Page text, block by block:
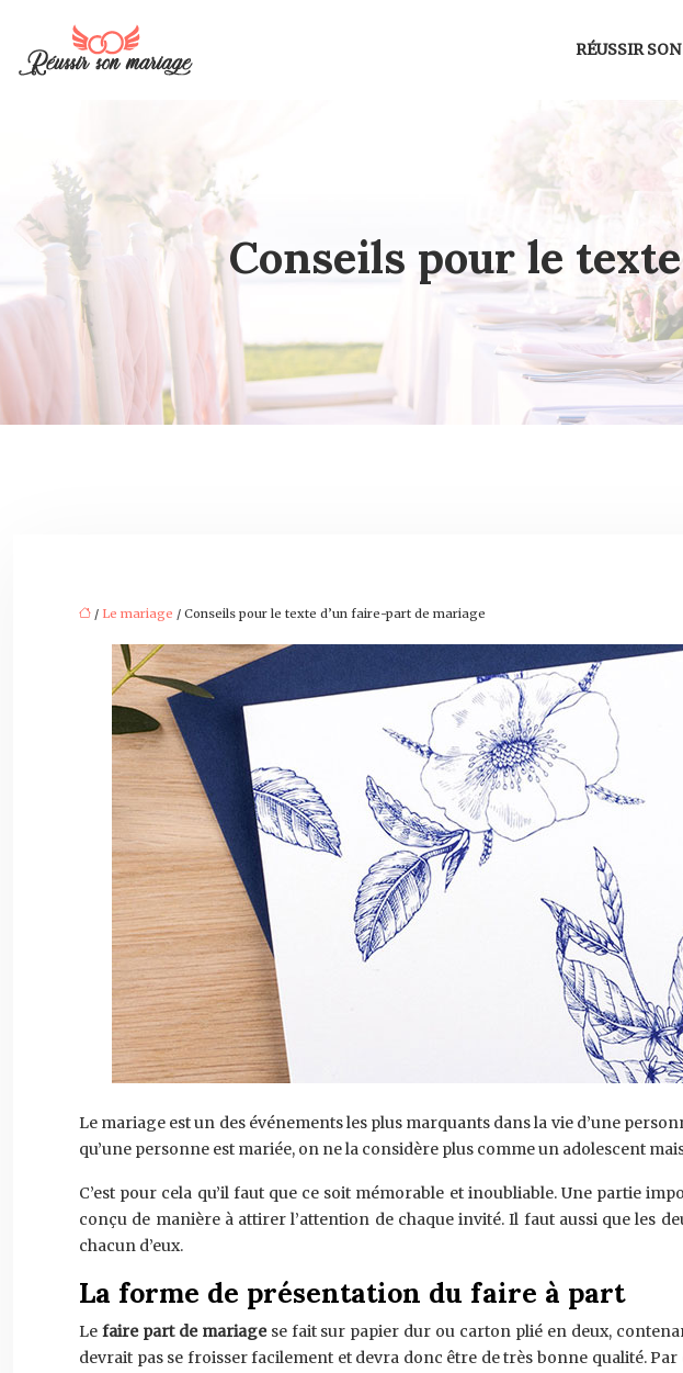
RÉUSSIR
Conseils pour le
/ Le mariage / Conseils pour le texte d’un faire-part de mariage
Le mariage est un des événements les plus marquants dans la vie d’une
qu’une personne est mariée, on ne la considère plus comme un adolescent
C’est pour cela qu’il faut que ce soit mémorable et inoubliable. Une partie
conçu de manière à attirer l’attention de chaque invité. Il faut aussi que
chacun d’eux.
La forme de présentation du faire à part
Le faire part de mariagese fait sur papier dur ou carton plié en deux,
devrait pas se froisser facilement et devra donc être de très bonne qualité.